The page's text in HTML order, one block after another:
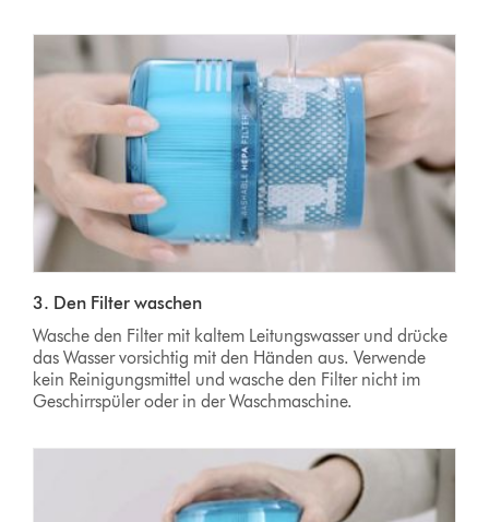
3. Den Filter waschen
Wasche den Filter mit kaltem Leitungswasser und drücke
das Wasser vorsichtig mit den Händen aus. Verwende
kein Reinigungsmittel und wasche den Filter nicht im
Geschirrspüler oder in der Waschmaschine.